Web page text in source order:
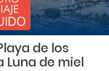
de los
Luna de miel